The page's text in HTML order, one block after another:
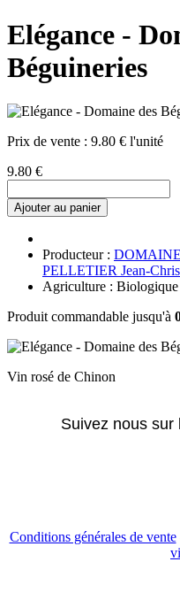
Elégance -
Béguineries
Prix de vente : 9.80 € l'unité
9.80 €
Ajouter au panier
Producteur :
PELLETIER Jean-
Agriculture : Biologique
Produit commandable jusqu'à
Vin rosé de Chinon
Suivez nous sur
Conditions générales de vente